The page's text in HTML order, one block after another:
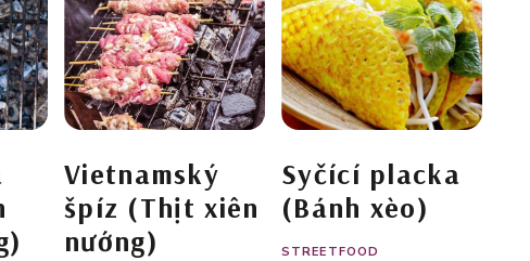
Vietnamský
špíz (Thịt xiên
nướng)
Syčící placka
(Bánh xèo)
STREETFOOD